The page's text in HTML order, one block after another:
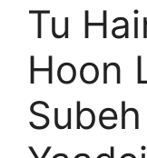
Tu
Hoon